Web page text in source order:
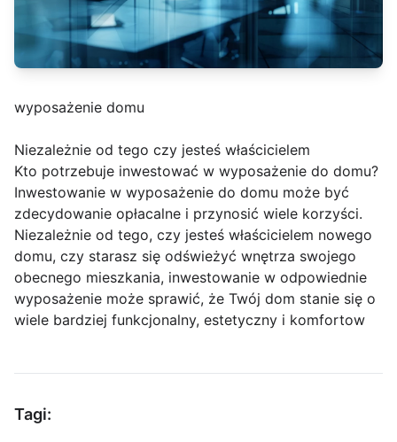
wyposażenie domu
Niezależnie od tego czy jesteś właścicielem
Kto potrzebuje inwestować w wyposażenie do domu?
Inwestowanie w wyposażenie do domu może być
zdecydowanie opłacalne i przynosić wiele korzyści.
Niezależnie od tego, czy jesteś właścicielem nowego
domu, czy starasz się odświeżyć wnętrza swojego
obecnego mieszkania, inwestowanie w odpowiednie
wyposażenie może sprawić, że Twój dom stanie się o
wiele bardziej funkcjonalny, estetyczny i komfortow
Tagi: